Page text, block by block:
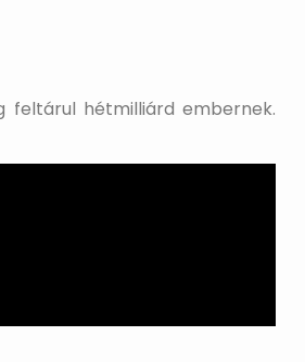
feltárul hétmilliárd embernek.